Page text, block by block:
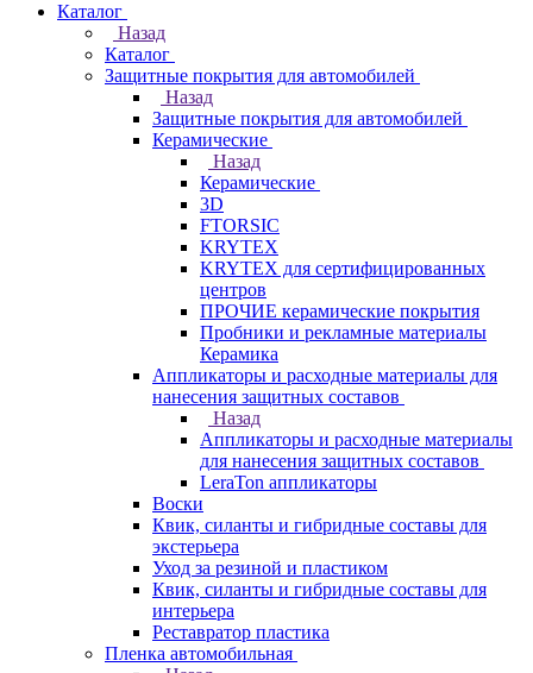
Каталог
Назад
Каталог
Защитные покрытия для автомобилей
Назад
Защитные покрытия для автомобилей
Керамические
Назад
Керамические
3D
FTORSIC
KRYTEX
KRYTEX для сертифицированных
центров
ПРОЧИЕ керамические покрытия
Пробники и рекламные материалы
Керамика
Аппликаторы и расходные материалы для
нанесения защитных составов
Назад
Аппликаторы и расходные материалы
для нанесения защитных составов
LeraTon аппликаторы
Воски
Квик, силанты и гибридные составы для
экстерьера
Уход за резиной и пластиком
Квик, силанты и гибридные составы для
интерьера
Реставратор пластика
Пленка автомобильная